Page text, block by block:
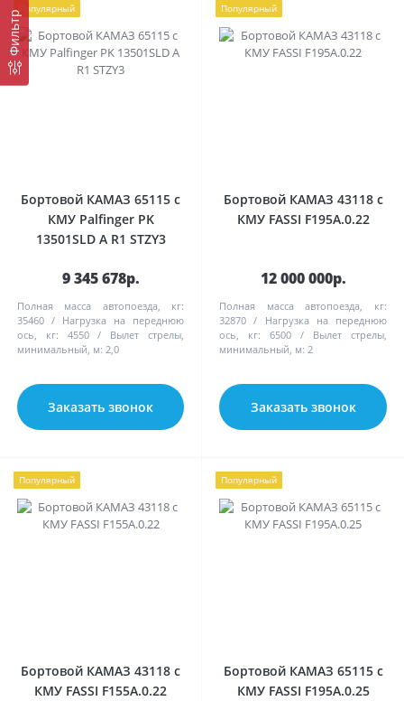
Фильтр
Популярный
Бортовой КАМАЗ 65115 с
КМУ Palfinger PK
13501SLD A R1 STZY3
9 345 678р.
Полная масса автопоезда, кг:
35460
Нагрузка на переднюю
ось, кг:
4550
Вылет стрелы,
минимальный, м: 2,0
Заказать звонок
Популярный
Бортовой КАМАЗ 43118 с
КМУ FASSI F195А.0.22
12 000 000р.
Полная масса автопоезда, кг:
32870
Нагрузка на переднюю
ось, кг:
6500
Вылет стрелы,
минимальный, м: 2
Заказать звонок
Популярный
Бортовой КАМАЗ 43118 с
КМУ FASSI F155A.0.22
Популярный
Бортовой КАМАЗ 65115 с
КМУ FASSI F195А.0.25